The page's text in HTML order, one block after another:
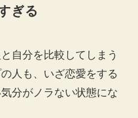
ぎる
自分を比較してしまう
人も、いざ恋愛をする
分がノラない状態にな